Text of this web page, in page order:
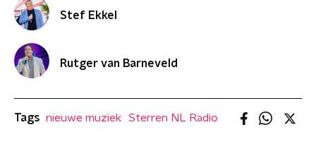
Stef Ekkel
Rutger van Barneveld
Tags nieuwe muziek Sterren NL Radio